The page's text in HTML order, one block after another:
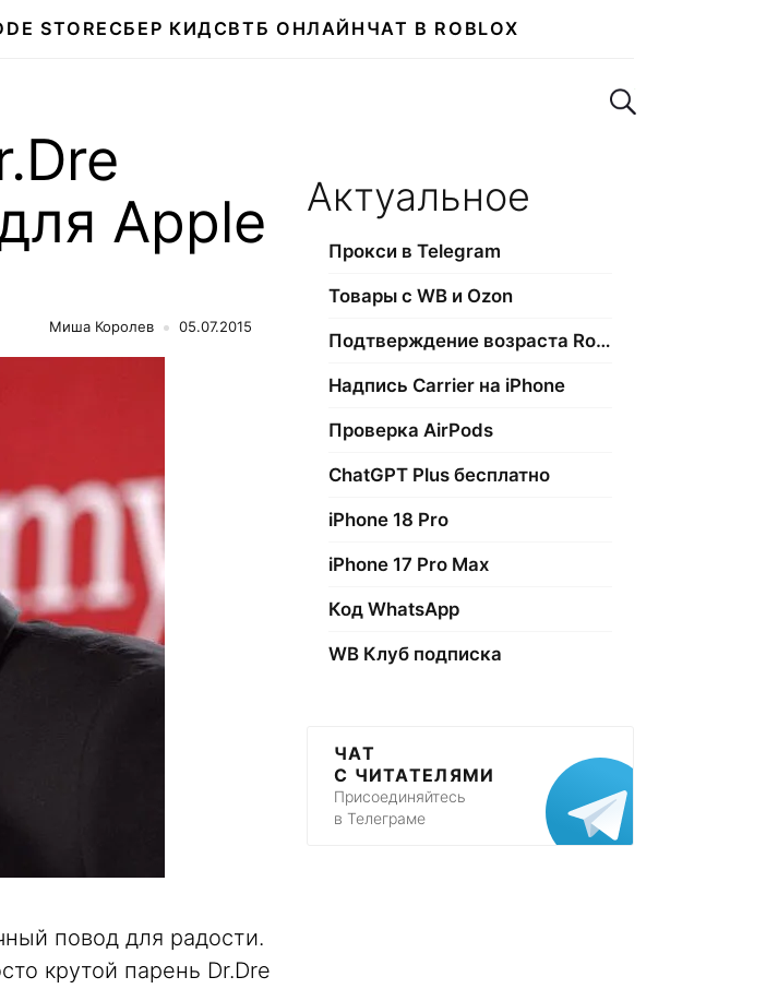
STORE СБЕР КИДСВТБ ОНЛАЙН ЧАТ В ROBLOX
Поиск по сайту
Apple
Миша Королев 05.07.2015
повод для радости.
крутой парень Dr.Dre
Актуальное
Прокси в Telegram
Товары с WB и Ozon
Подтверждение возраста Roblox
Надпись Carrier на iPhone
Проверка AirPods
ChatGPT Plus бесплатно
iPhone 18 Pro
iPhone 17 Pro Max
Код WhatsApp
WB Клуб подписка
ЧАТ
С ЧИТАТЕЛЯМИ
Присоединяйтесь
в Телеграме